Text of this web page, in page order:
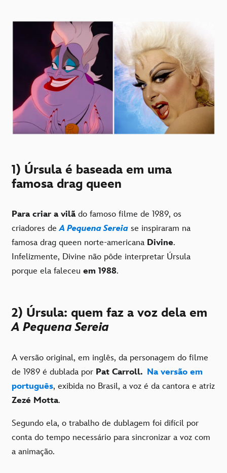
1) Úrsula é baseada em uma
famosa drag queen
Para criar a vilã do famoso filme de 1989, os
criadores deA Pequena Sereia se inspiraram na
famosa drag queen norte-americana Divine.
Infelizmente, Divine não pôde interpretar Úrsula
porque ela faleceu em 1988.
2) Úrsula: quem faz a voz dela em
A Pequena Sereia
A versão original, em inglês, da personagem do filme
de 1989 é dublada por Pat Carroll. Na versão em
português, exibida no Brasil, a voz é da cantora e atriz
Zezé Motta.
Segundo ela, o trabalho de dublagem foi difícil por
conta do tempo necessário para sincronizar a voz com
a animação.